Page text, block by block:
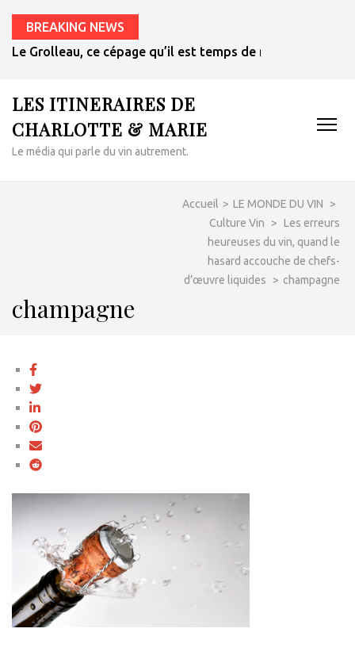
BREAKING NEWS
Le Grolleau, ce cépage qu’il est temps de redécouvrir
LES ITINERAIRES DE
CHARLOTTE & MARIE
Le média qui parle du vin autrement.
Accueil > LE MONDE DU VIN
>
Culture Vin
> Les erreurs
heureuses du vin, quand le
hasard accouche de chefs-
d’œuvre liquides
> champagne
champagne